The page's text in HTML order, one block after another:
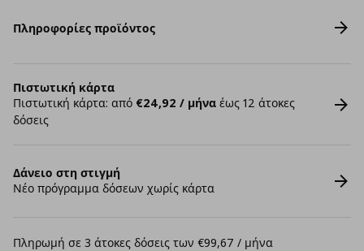
Πληροφορίες προϊόντος
Πιστωτική κάρτα
Πιστωτική κάρτα: από €24,92 / μήνα έως 12 άτοκες
δόσεις
Δάνειο στη στιγμή
Νέο πρόγραμμα δόσεων χωρίς κάρτα
Πληρωμή σε 3 άτοκες δόσεις των €99,67 / μήνα